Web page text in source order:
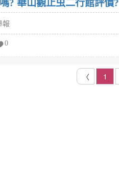
? 華山觀止虫二行館評價?
報
0
〈 1